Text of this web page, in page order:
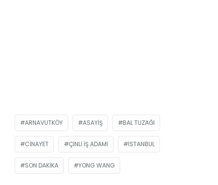
ARNAVUTKÖY ASAYIŞ BAL TUZAĞI
CINAYET ÇINLI IŞ ADAMI ISTANBUL
SON DAKIKA YONG WANG